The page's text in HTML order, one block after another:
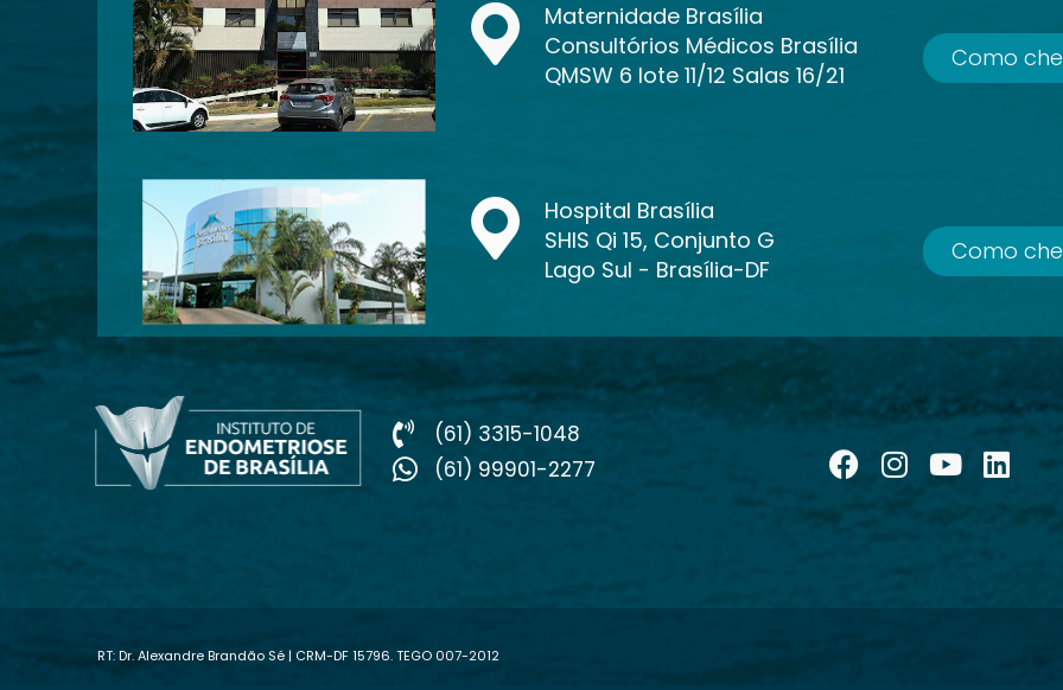
Maternidade Brasília
Consultórios Médicos Brasília
QMSW 6 lote 11/12 Salas 16/21
Como
Hospital Brasília
SHIS Qi 15, Conjunto G
Lago Sul - Brasília-DF
Como
(61) 3315-1048
(61) 99901-2277
RT: Dr. Alexandre Brandão Sé | CRM-DF 15796. TEGO 007-2012